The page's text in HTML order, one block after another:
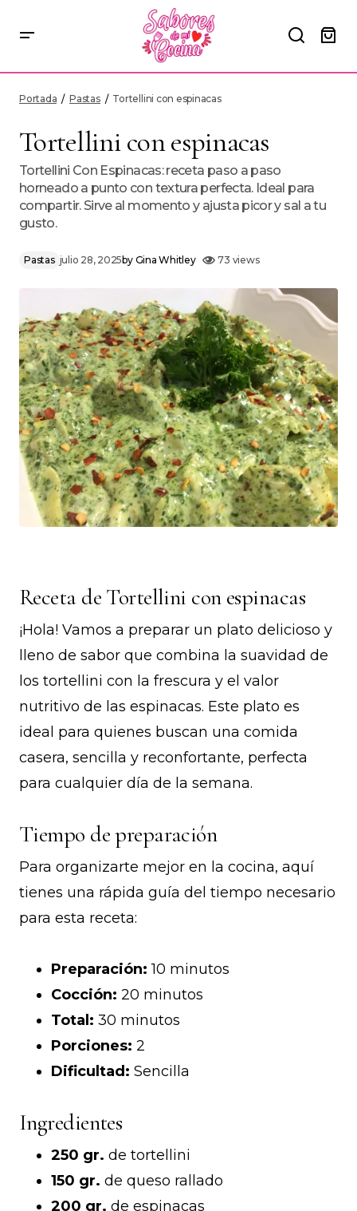
Portada Pastas Tortellini con espinacas
Tortellini con espinacas
Tortellini Con Espinacas: receta paso a paso
horneado a punto con textura perfecta. Ideal para
compartir. Sirve al momento y ajusta picor y sal a tu
gusto.
Pastas julio 28, 2025by Gina Whitley 73 views
Receta de Tortellini con espinacas
¡Hola! Vamos a preparar un plato delicioso y
lleno de sabor que combina la suavidad de
los tortellini con la frescura y el valor
nutritivo de las espinacas. Este plato es
ideal para quienes buscan una comida
casera, sencilla y reconfortante, perfecta
para cualquier día de la semana.
Tiempo de preparación
Para organizarte mejor en la cocina, aquí
tienes una rápida guía del tiempo necesario
para esta receta:
Preparación: 10 minutos
Cocción: 20 minutos
Total: 30 minutos
Porciones: 2
Dificultad: Sencilla
Ingredientes
250 gr. de tortellini
150 gr. de queso rallado
200 gr. de espinacas